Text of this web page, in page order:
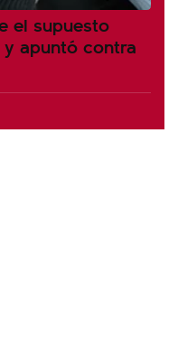
el supuesto
apuntó contra